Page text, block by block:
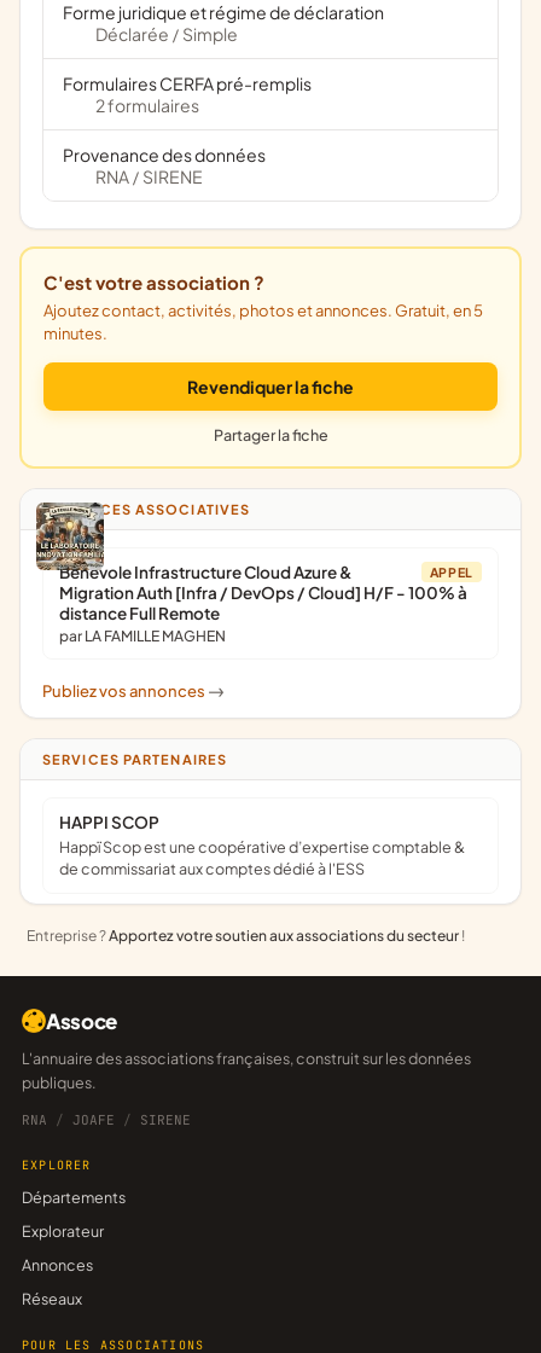
Forme juridique et régime de déclaration
Déclarée / Simple
Formulaires CERFA pré-remplis
2 formulaires
Provenance des données
RNA / SIRENE
C'est votre association ?
Ajoutez contact, activités, photos et annonces. Gratuit, en 5
minutes.
Revendiquer la fiche
Partager la fiche
ANNONCES ASSOCIATIVES
APPEL
Bénévole Infrastructure Cloud Azure &
Migration Auth [Infra / DevOps / Cloud] H/F - 100% à
distance Full Remote
par LA FAMILLE MAGHEN
Publiez vos annonces ->
SERVICES PARTENAIRES
HAPPI SCOP
Happï Scop est une coopérative d’expertise comptable &
de commissariat aux comptes dédié à l'ESS
Entreprise ?Apportez votre soutien aux associations du secteur !
Assoce
L'annuaire des associations françaises, construit sur les données
publiques.
RNA / JOAFE / SIRENE
EXPLORER
Départements
Explorateur
Annonces
Réseaux
POUR LES ASSOCIATIONS